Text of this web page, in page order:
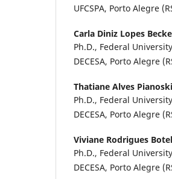
UFCSPA, Porto Alegre
Carla Diniz Lopes
Ph.D., Federal
DECESA, Porto Alegre
Thatiane Alves
Ph.D., Federal
DECESA, Porto Alegre
Viviane Rodrigues
Ph.D., Federal
DECESA, Porto Alegre